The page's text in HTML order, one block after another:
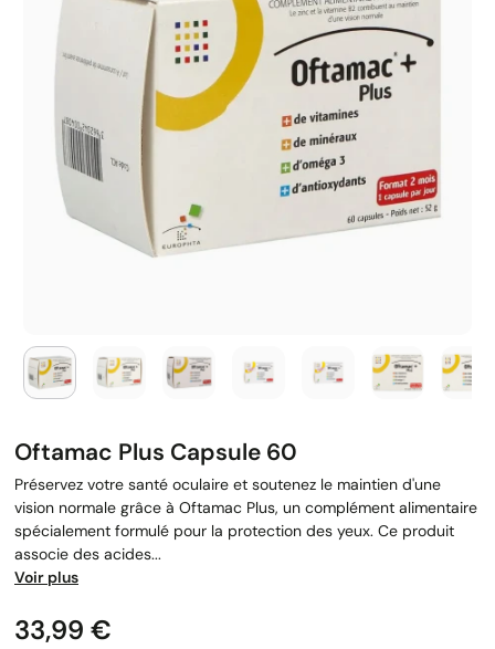
Oftamac Plus Capsule 60
Préservez votre santé oculaire et soutenez le maintien d'une
vision normale grâce à Oftamac Plus, un complément alimentaire
spécialement formulé pour la protection des yeux. Ce produit
associe des acides...
Voir plus
Prix
33,99 €